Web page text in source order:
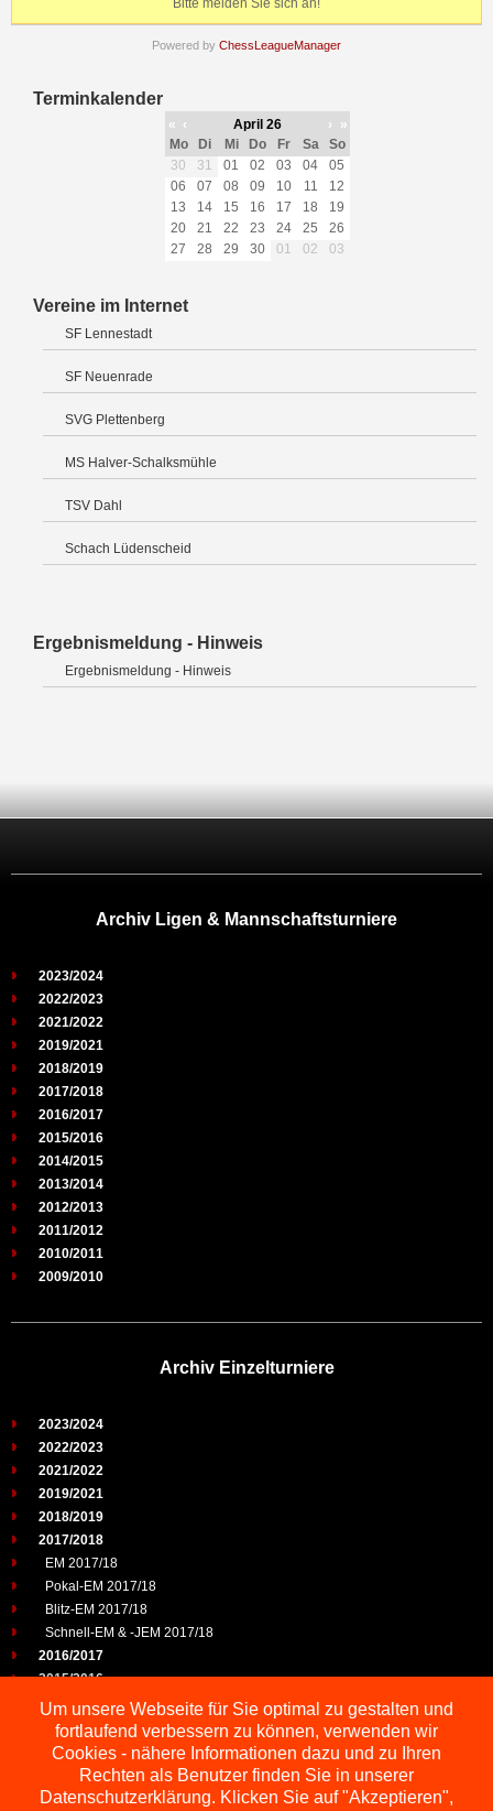
Bitte melden Sie sich an!
Powered by ChessLeagueManager
Terminkalender
« ‹ April 26 ›
»
Mo
Di Mi Do Fr Sa
So
30
31 01 02 03 04
05
06
07 08 09 10 11
12
13
14 15 16 17 18
19
20
21 22 23 24 25
26
27
28 29 30 01 02 03
Vereine im Internet
SF Lennestadt
SF Neuenrade
SVG Plettenberg
MS Halver-Schalksmühle
TSV Dahl
Schach Lüdenscheid
Ergebnismeldung - Hinweis
Ergebnismeldung - Hinweis
Archiv Ligen & Mannschaftsturniere
2023/2024
2022/2023
2021/2022
2019/2021
2018/2019
2017/2018
2016/2017
2015/2016
2014/2015
2013/2014
2012/2013
2011/2012
2010/2011
2009/2010
Archiv Einzelturniere
2023/2024
2022/2023
2021/2022
2019/2021
2018/2019
2017/2018
EM 2017/18
Pokal-EM 2017/18
Blitz-EM 2017/18
Schnell-EM & -JEM 2017/18
2016/2017
2015/2016
2014/2015
2013/2014
2012/2013
2011/2012
2010/2011
Um unsere Webseite für Sie optimal zu gestalten und
fortlaufend verbessern zu können, verwenden wir
Cookies - nähere Informationen dazu und zu Ihren
Rechten als Benutzer finden Sie in unserer
Datenschutzerklärung. Klicken Sie auf "Akzeptieren",